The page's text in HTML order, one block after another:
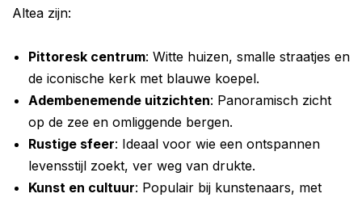
Altea zijn:
Pittoresk centrum: Witte huizen, smalle straatjes en
de iconische kerk met blauwe koepel.
Adembenemende uitzichten: Panoramisch zicht
op de zee en omliggende bergen.
Rustige sfeer: Ideaal voor wie een ontspannen
levensstijl zoekt, ver weg van drukte.
Kunst en cultuur: Populair bij kunstenaars, met